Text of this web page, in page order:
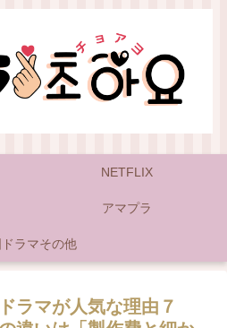
NETFLIX
アマプラ
ラマその他
ラマが人気な理由７